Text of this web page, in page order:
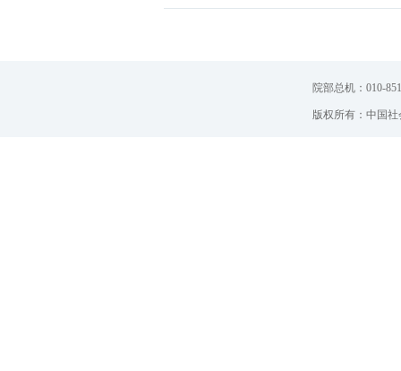
院部总机：010-
版权所有：中国